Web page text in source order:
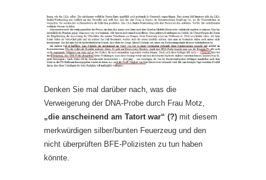
Denken Sie mal darüber nach, was die
Verweigerung der DNA-Probe durch Frau Motz,
„die anscheinend am Tatort war“ (?) mit diesem
merkwürdigen silber/bunten Feuerzeug und den
nicht überprüften BFE-Polizisten zu tun haben
könnte.